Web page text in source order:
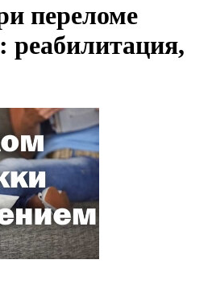
переломе
реабилитация,